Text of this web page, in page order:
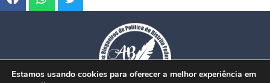
Estamos usando cookies para oferecer a melhor experiência em